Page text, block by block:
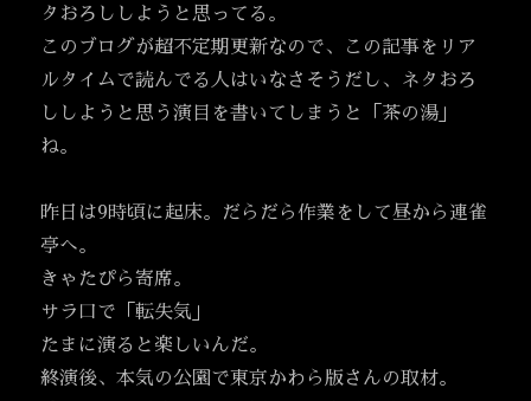
タおろししようと思ってる。
このブログが超不定期更新なので、この記事をリア
ルタイムで読んでる人はいなさそうだし、ネタおろ
ししようと思う演目を書いてしまうと「茶の湯」
ね。
昨日は9時頃に起床。だらだら作業をして昼から連雀
亭へ。
きゃたぴら寄席。
サラ口で「転失気」
たまに演ると楽しいんだ。
終演後、本気の公園で東京かわら版さんの取材。